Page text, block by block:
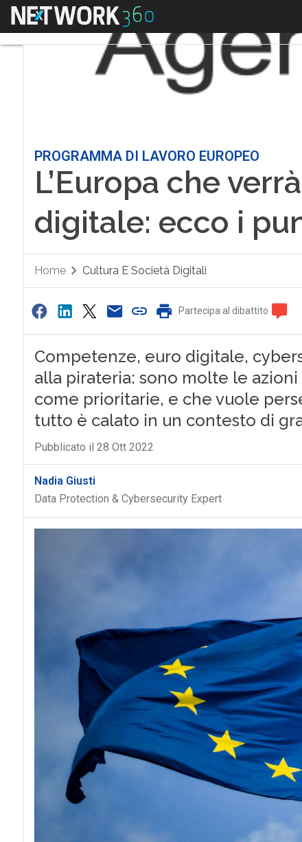
Menu
PROGRAMMA DI LAVORO EUROPEO
L’Europa che
digitale: ecco i
Home Cultura E Società Digitali
Partecipa al dibattito
Competenze, euro digitale,
alla pirateria: sono molte le
come prioritarie, e che vuole
tutto è calato in un contesto di
Pubblicato il 28 Ott 2022
Nadia Giusti
Data Protection & Cybersecurity Expert